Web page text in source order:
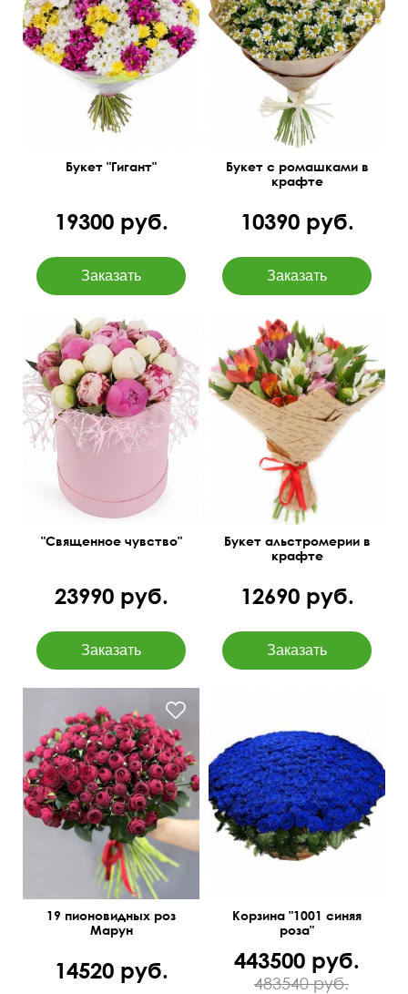
Разноцветные кустовые
хризантемы - от 35шт.
60 см
70 см
Букет "Гигант"
19300 руб.
Танацетум - 17 шт.
Букет с ромашками в
крафте
10390 руб.
Бесплатная доставка
"Священное чувство"
23990 руб.
Бесплатная доставка
цветов в Иркутске
Букет альстромерии в
крафте
12690 руб.
Розы Спрей, высота 40-50
см.
19 пионовидных роз
Марун
14520 руб.
55 см 150 см
Корзина "1001 синяя
роза"
443500 руб.
483540 руб.